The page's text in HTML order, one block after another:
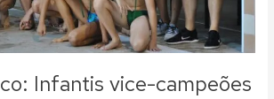
Infantis vice-campeões